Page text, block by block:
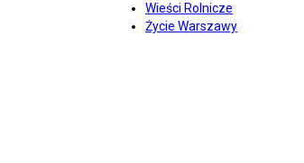
Wieści Rolnicze
Życie Warszawy